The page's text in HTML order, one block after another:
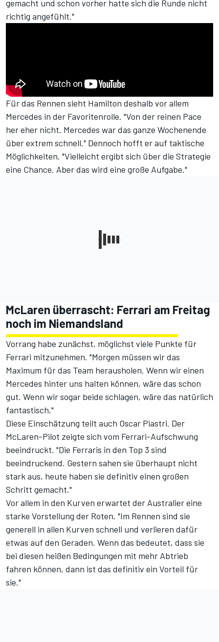
gemacht und schon vorher hatte sich die Runde nicht
richtig angefühlt."
Für das Rennen sieht Hamilton deshalb vor allem
Mercedes in der Favoritenrolle. "Von der reinen Pace
her eher nicht. Mercedes war das ganze Wochenende
über extrem schnell." Dennoch hofft er auf taktische
Möglichkeiten. "Vielleicht ergibt sich über die Strategie
eine Chance. Aber das wird eine große Aufgabe."
McLaren überrascht: Ferrari am Freitag
noch im Niemandsland
Vorrang habe zunächst, möglichst viele Punkte für
Ferrari mitzunehmen. "Morgen müssen wir das
Maximum für das Team herausholen. Wenn wir einen
Mercedes hinter uns halten können, wäre das schon
gut. Wenn wir sogar beide schlagen, wäre das natürlich
fantastisch."
Diese Einschätzung teilt auch Oscar Piastri. Der
McLaren-Pilot zeigte sich vom Ferrari-Aufschwung
beeindruckt. "Die Ferraris in den Top 3 sind
beeindruckend. Gestern sahen sie überhaupt nicht
stark aus, heute haben sie definitiv einen großen
Schritt gemacht."
Vor allem in den Kurven erwartet der Australier eine
starke Vorstellung der Roten. "Im Rennen sind sie
generell in allen Kurven schnell und verlieren dafür
etwas auf den Geraden. Wenn das bedeutet, dass sie
bei diesen heißen Bedingungen mit mehr Abtrieb
fahren können, dann ist das definitiv ein Vorteil für
sie."